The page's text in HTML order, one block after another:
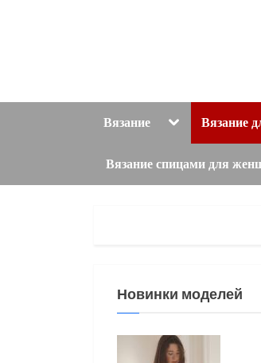
Вязание Toggle
menu
Вязание
Вязание спицами для
Новинки моделей